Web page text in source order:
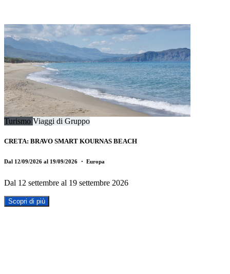
Turismo Viaggi di Gruppo
CRETA: BRAVO SMART KOURNAS BEACH
Dal 12/09/2026 al 19/09/2026 ・ Europa
Dal 12 settembre al 19 settembre 2026
Scopri di più